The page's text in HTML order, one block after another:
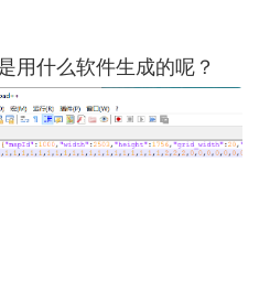
用什么软件生成的呢？